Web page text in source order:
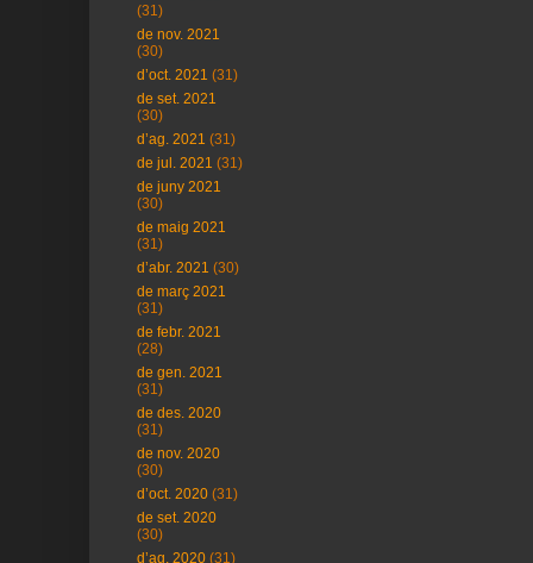
(31)
de nov. 2021
(30)
d’oct. 2021 (31)
de set. 2021
(30)
d’ag. 2021 (31)
de jul. 2021 (31)
de juny 2021
(30)
de maig 2021
(31)
d’abr. 2021 (30)
de març 2021
(31)
de febr. 2021
(28)
de gen. 2021
(31)
de des. 2020
(31)
de nov. 2020
(30)
d’oct. 2020 (31)
de set. 2020
(30)
d’ag. 2020 (31)